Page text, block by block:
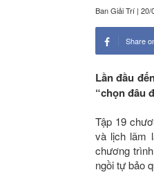
Ban Giải Trí | 20/
Share
Lần đầu
“chọn đâu
Tập 19
và lịch lãm
chương
ngồi tự bảo